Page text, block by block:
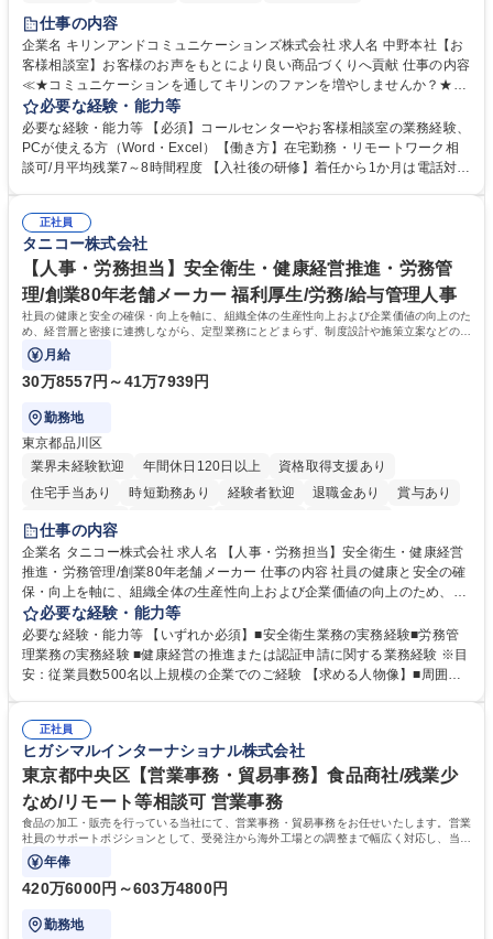
仕事の内容
企業名 キリンアンドコミュニケーションズ株式会社 求人名 中野本社【お
客様相談室】お客様のお声をもとにより良い商品づくりへ貢献 仕事の内容
≪★コミュニケーションを通してキリンのファンを増やしませんか？★≫
お客様のお声をより良い商品づくりに活かしていく上で、窓口となるお客
様相談室でのお仕事です。 日々お客様からいただくキリングループへのご
意見を、企業活動に活かしています。お客様からの声に迅速かつ誠意をも
って対応、情報提供するとともにグループ内活動に反映しています。 【具
平均100件前後■メール・手紙：同上40件前後 募集職種 中野本社【お客様
相談室】お客様のお声をもとにより良い商品づくりへ貢献
必要な経験・能力等
必要な経験・能力等 【必須】コールセンターやお客様相談室の業務経験、
PCが使える方（Word・Excel）【働き方】在宅勤務・リモートワーク相
談可/月平均残業7～8時間程度 【入社後の研修】着任から1か月は電話対応
すのでご安心ください。 【当社について】キリングループの広報機能を担
う会社として、お客様との出会いを大切にし、磨き上げたホスピタリティ
を込めてコミュニケーションをとりながら広報関連業務を行っておりま
す。 学歴・資格 学歴：大学院 大学 高専 短大 専修学校 高校 語学力： 資
格：
正社員
タニコー株式会社
【人事・労務担当】安全衛生・健康経営推進・労務管
理/創業80年老舗メーカー 福利厚生/労務/給与管理人事
社員の健康と安全の確保・向上を軸に、組織全体の生産性向上および企業価値の向上のた
め、経営層と密接に連携しながら、定型業務にとどまらず、制度設計や施策立案などの上
流工程から関与していただきます。
月給
30万8557円～41万7939円
勤務地
東京都品川区
業界未経験歓迎
年間休日120日以上
資格取得支援あり
住宅手当あり
時短勤務あり 経験者歓迎 退職金あり
賞与あり
完全週休2日制
寮・社宅あり
仕事の内容
企業名 タニコー株式会社 求人名 【人事・労務担当】安全衛生・健康経営
推進・労務管理/創業80年老舗メーカー 仕事の内容 社員の健康と安全の確
保・向上を軸に、組織全体の生産性向上および企業価値の向上のため、経
営層と密接に連携しながら、定型業務にとどまらず、制度設計や施策立案
などの上流工程から関与していただきます。 【主な業務内容】■安全衛生
業務（ストレスチェック、健康診断の運用、産業医との連携 など）■健康
経営認証取得に向けた企画・推進■労務管理（労働時間の分析、労働環境
を底上げすべく、ともにご活躍いただける方の増員募集となります。 募集
職種 【人事・労務担当】安全衛生・健康経営推進・労務管理/創業80年老
舗メーカー
必要な経験・能力等
必要な経験・能力等 【いずれか必須】■安全衛生業務の実務経験■労務管
理業務の実務経験 ■健康経営の推進または認証申請に関する業務経験 ※目
安：従業員数500名以上規模の企業でのご経験 【求める人物像】■周囲
部門と連携しながら業務を推進できる方■Excelや労務管理システムの実務
使用経験をお持ちの方 学歴・資格 学歴：大学院 大学 高専 短大 専修学校
高校 語学力： 資格：
正社員
ヒガシマルインターナショナル株式会社
東京都中央区【営業事務・貿易事務】食品商社/残業少
なめ/リモート等相談可 営業事務
食品の加工・販売を行っている当社にて、営業事務・貿易事務をお任せいたします。営業
社員のサポートポジションとして、受発注から海外工場との調整まで幅広く対応し、当社
事業の根幹を支えていただきます。
年俸
420万6000円～603万4800円
勤務地